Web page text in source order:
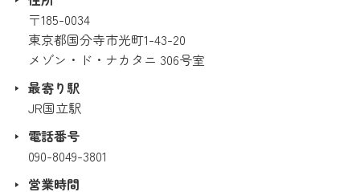
〒185-0034
東京都国分寺市光町1-43-20
メゾン・ド・ナカタニ 306号室
最寄り駅
JR国立駅
電話番号
090-8049-3801
営業時間